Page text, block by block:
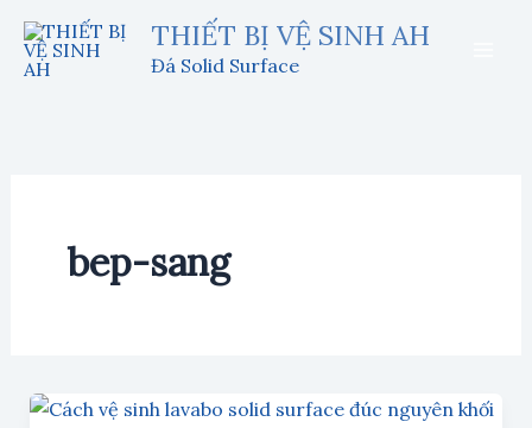
nội
THIẾT BỊ VỆ SINH AH
Đá Solid Surface
bep-sang